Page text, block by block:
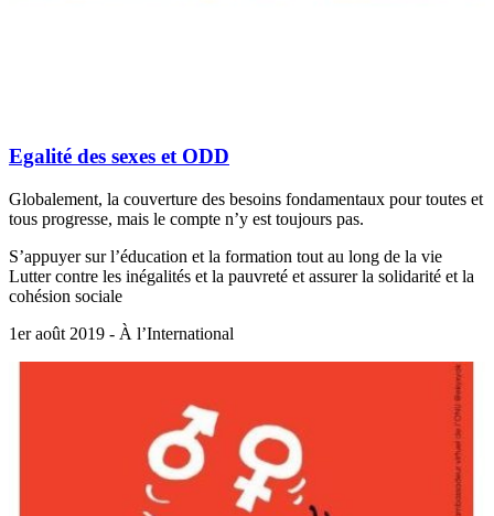
Egalité des sexes et ODD
Globalement, la couverture des besoins fondamentaux pour toutes et
tous progresse, mais le compte n’y est toujours pas.
S’appuyer sur l’éducation et la formation tout au long de la vie
Lutter contre les inégalités et la pauvreté et assurer la solidarité et la
cohésion sociale
1er août 2019 - À l’International